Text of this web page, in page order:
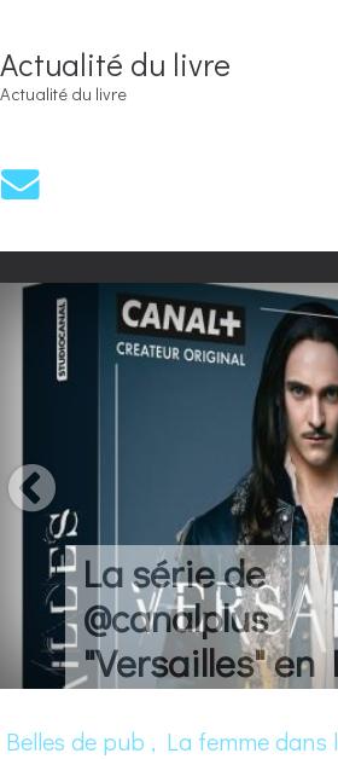
Actualité du livre
Actualité du livre
La série de
@canalplus
"Versailles" en
Belles de pub , La femme